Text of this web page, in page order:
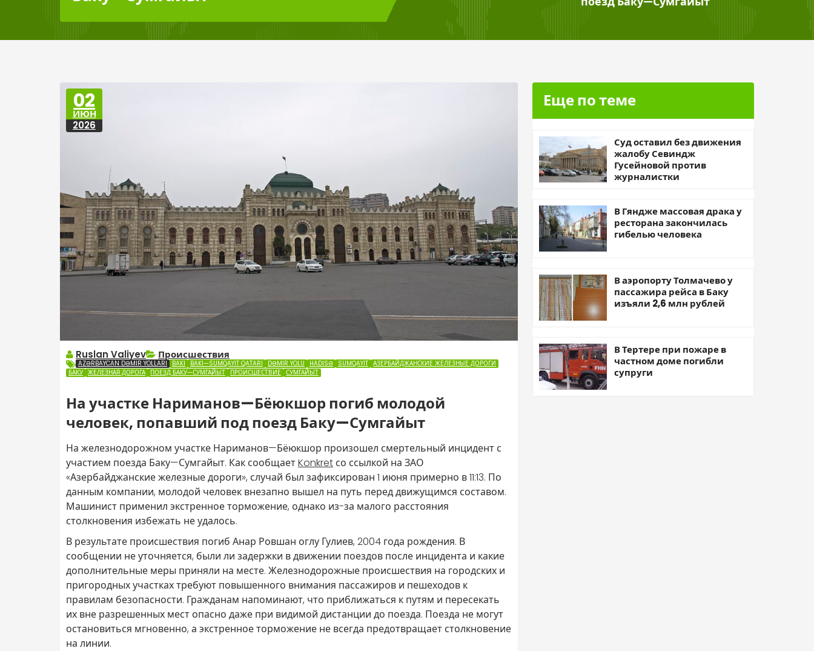
02
ИЮН
2026
Ruslan Valiyev Происшествия
AZƏRBAYCAN DƏMIR YOLLARI BAKI BAKI—SUMQAYIT QATARI DƏMIR YOLU HADISƏ SUMQAYIT АЗЕРБАЙДЖАНСКИЕ ЖЕЛЕЗНЫЕ ДОРОГИ
БАКУ ЖЕЛЕЗНАЯ ДОРОГА ПОЕЗД БАКУ—СУМГАЙЫТ ПРОИСШЕСТВИЕ СУМГАЙЫТ
На участке Нариманов—Бёюкшор погиб молодой
человек, попавший под поезд Баку—Сумгайыт
На железнодорожном участке Нариманов—Бёюкшор произошел смертельный инцидент с
участием поезда Баку—Сумгайыт. Как сообщаетKonkret со ссылкой на ЗАО
«Азербайджанские железные дороги», случай был зафиксирован 1 июня примерно в 11:13. По
данным компании, молодой человек внезапно вышел на путь перед движущимся составом.
Машинист применил экстренное торможение, однако из-за малого расстояния
столкновения избежать не удалось.
В результате происшествия погиб Анар Ровшан оглу Гулиев, 2004 года рождения. В
сообщении не уточняется, были ли задержки в движении поездов после инцидента и какие
дополнительные меры приняли на месте. Железнодорожные происшествия на городских и
пригородных участках требуют повышенного внимания пассажиров и пешеходов к
правилам безопасности. Гражданам напоминают, что приближаться к путям и пересекать
их вне разрешенных мест опасно даже при видимой дистанции до поезда. Поезда не могут
остановиться мгновенно, а экстренное торможение не всегда предотвращает столкновение
на линии.
Еще по теме
Суд оставил без движения
жалобу Севиндж
Гусейновой против
журналистки
В Гяндже массовая драка у
ресторана закончилась
гибелью человека
В аэропорту Толмачево у
пассажира рейса в Баку
изъяли 2,6 млн рублей
В Тертере при пожаре в
частном доме погибли
супруги